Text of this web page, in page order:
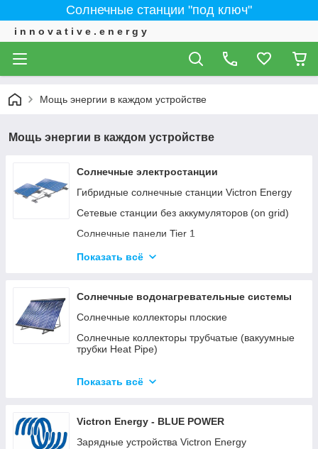
Солнечные станции "под ключ"
i n n o v a t i v e . e n e r g y
Мощь энергии в каждом устройстве
Мощь энергии в каждом устройстве
Солнечные электростанции
Гибридные солнечные станции Victron Energy
Сетевые станции без аккумуляторов (on grid)
Солнечные панели Tier 1
ИНВЕРТОРЫ - Сетевые, автономные,
Показать всё
Солнечные водонагревательные системы
Солнечные коллекторы плоские
Солнечные коллекторы трубчатые (вакуумные
трубки Heat Pipe)
водонагревательных систем (гелиосистем)
Солнечные коллекторы для больших станций
Солнечные насосные станции
Показать всё
Victron Energy - BLUE POWER
Зарядные устройства Victron Energy